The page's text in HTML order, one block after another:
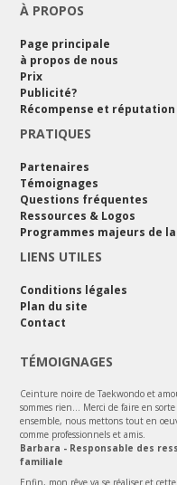
À PROPOS
Page principale
à propos de nous
Prix
Publicité?
Récompense et
PRATIQUES
Partenaires
Témoignages
Questions fréquentes
Ressources & Logos
Programmes majeurs de
LIENS UTILES
Conditions légales
Plan du site
Contact
TÉMOIGNAGES
Ceinture noire de Taekwondo et
sommes rien... Merci de faire en
ensemble, nous mettons tout en
comme professionnels et amis.
Barbara - Responsable des
familiale
Enfin, mon rêve va se réaliser et